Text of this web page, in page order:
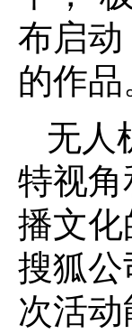
布启
的作品
无人
特视
播文
搜狐
次活